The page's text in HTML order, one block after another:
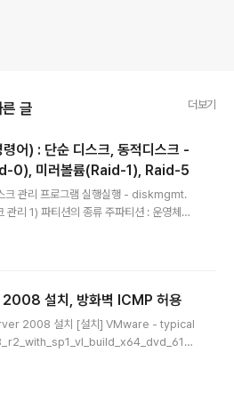
글 더보기
어) : 단순 디스크, 동적디스크 -
0), 미러볼륨(Raid-1), Raid-5
크 관리 프로그램 실행실행 - diskmgmt.
리 1) 파티션의 종류 주파티션 : 운영체제
나눠질 수 있는 부팅이 가능하지 않은 부
, 각 9.4 ZB 까지 생성 가능 HDD 추가 -
한 HDD 사용하기온라인 - 디스크 초기화
: 파일 1개..
설치, 방화벽 ICMP 허용
2008 설치 [설치] VMware - typical
- SubNetMask : 255.255.255.0 - h